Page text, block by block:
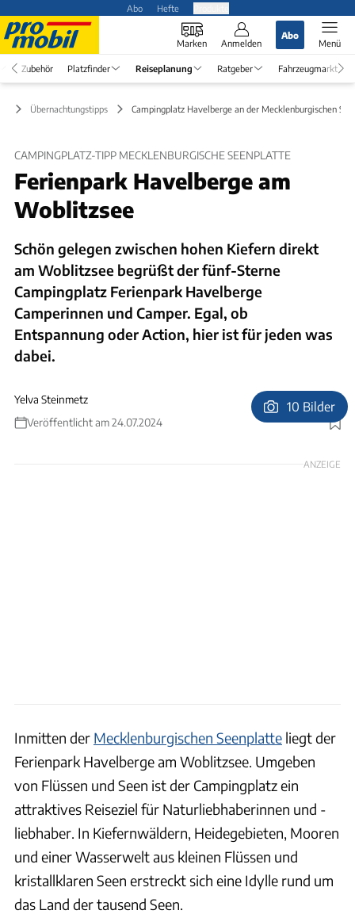
Abo Hefte
Marken Anmelden
Abo
Menü
Zubehör Platzfinder Reiseplanung Ratgeber Fahrzeugmarkt
Übernachtungstipps Campingplatz Havelberge an der Mecklenburgischen
CAMPINGPLATZ-TIPP MECKLENBURGISCHE SEENPLATTE
Ferienpark Havelberge am
Woblitzsee
Schön gelegen zwischen hohen Kiefern direkt
am Woblitzsee begrüßt der fünf-Sterne
Campingplatz Ferienpark Havelberge
Camperinnen und Camper. Egal, ob
Entspannung oder Action, hier ist für jeden was
dabei.
Yelva Steinmetz
Veröffentlicht am 24.07.2024
Foto: Ferienpark Havelberge
10 Bilder
ANZEIGE
Inmitten der Mecklenburgischen Seenplatte liegt der
Ferienpark Havelberge am Woblitzsee. Umgeben
von Flüssen und Seen ist der Campingplatz ein
attraktives Reiseziel für Naturliebhaberinnen und -
liebhaber. In Kiefernwäldern, Heidegebieten, Mooren
und einer Wasserwelt aus kleinen Flüssen und
kristallklaren Seen erstreckt sich eine Idylle rund um
das Land der tausend Seen.